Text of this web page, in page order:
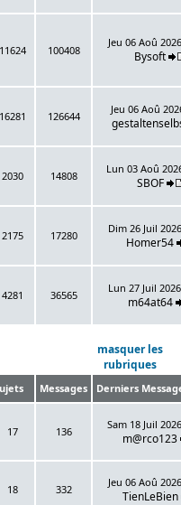
11624 100408
Jeu 06 Aoû
Bysoft
16281 126644
Jeu 06 Aoû
2030 14808
Lun 03 Aoû
SBOF
2175 17280
Dim 26 Juil
Homer54
4281 36565
Lun 27 Juil
m64at64
masquer les
rubriques
Messages Derniers
17 136
Sam 18 Juil
m@rco123
18 332
Jeu 06 Aoû
TienLeBien